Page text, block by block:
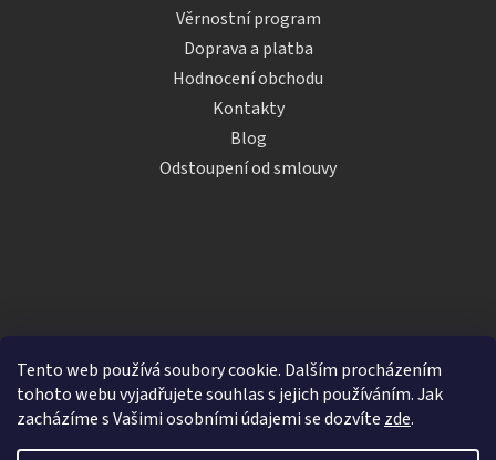
Tento web používá soubory cookie. Dalším procházením
tohoto webu vyjadřujete souhlas s jejich používáním. Jak
zacházíme s Vašimi osobními údajemi se dozvíte zde.
Věrnostní program
Doprava a platba
Hodnocení obchodu
Kontakty
Blog
Odstoupení od smlouvy
Vytvořil Shoptet